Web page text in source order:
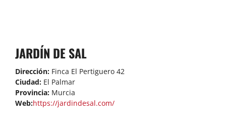
JARDÍN DE SAL
Dirección: Finca El Pertiguero 42
Ciudad:El Palmar
Provincia:Murcia
Web:https://jardindesal.com/